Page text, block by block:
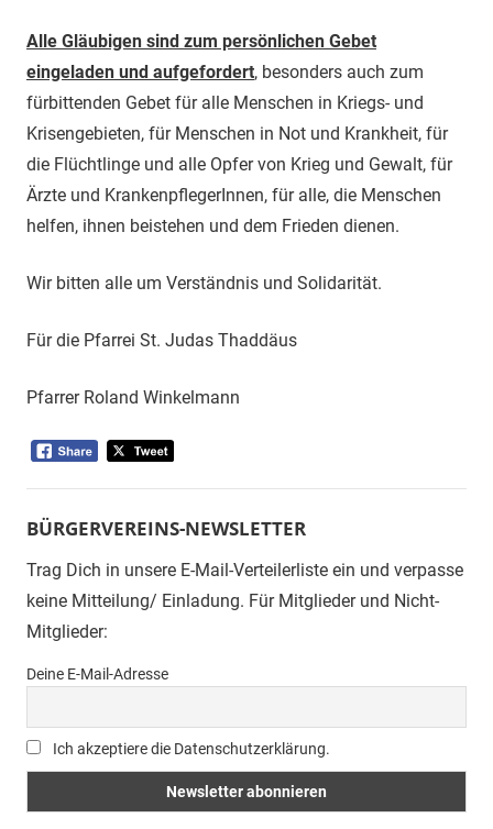
Alle Gläubigen sind zum persönlichen Gebet
eingeladen und aufgefordert, besonders auch zum
fürbittenden Gebet für alle Menschen in Kriegs- und
Krisengebieten, für Menschen in Not und Krankheit, für
die Flüchtlinge und alle Opfer von Krieg und Gewalt, für
Ärzte und KrankenpflegerInnen, für alle, die Menschen
helfen, ihnen beistehen und dem Frieden dienen.
Wir bitten alle um Verständnis und Solidarität.
Für die Pfarrei St. Judas Thaddäus
Pfarrer Roland Winkelmann
BÜRGERVEREINS-NEWSLETTER
Trag Dich in unsere E-Mail-Verteilerliste ein und verpasse
keine Mitteilung/ Einladung. Für Mitglieder und Nicht-
Mitglieder:
Deine E-Mail-Adresse
Ich akzeptiere die Datenschutzerklärung.